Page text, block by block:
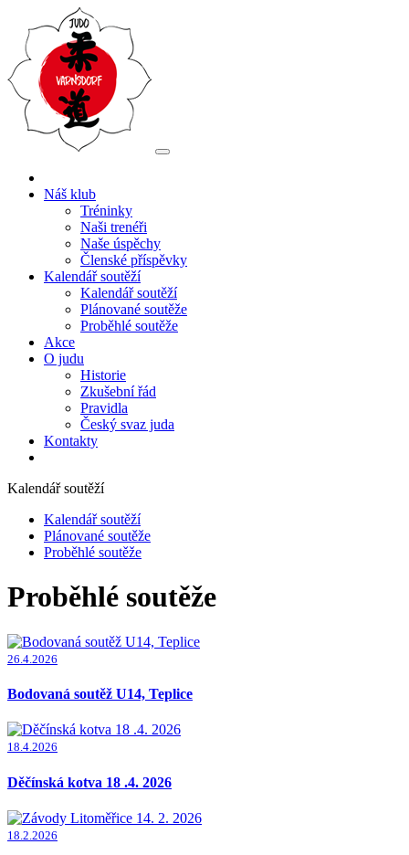
Náš klub
Tréninky
Naši trenéři
Naše úspěchy
Členské příspěvky
Kalendář soutěží
Kalendář soutěží
Plánované soutěže
Proběhlé soutěže
Akce
O judu
Historie
Zkušební řád
Pravidla
Český svaz juda
Kontakty
Kalendář soutěží
Kalendář soutěží
Plánované soutěže
Proběhlé soutěže
Proběhlé soutěže
26.4.2026
Bodovaná soutěž U14, Teplice
18.4.2026
Děčínská kotva 18 .4. 2026
18.2.2026